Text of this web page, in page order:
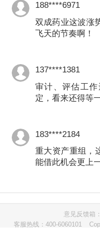
188****6971
双成药业这波涨
飞天的节奏啊！
137****1381
审计、评估工
定，看来还得等一
183****2184
重大资产重组，
能借此机会更上
意见反馈箱：
客服热线：400-6060101